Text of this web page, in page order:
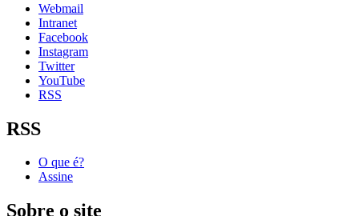
Webmail
Intranet
Facebook
Instagram
Twitter
YouTube
RSS
RSS
O que é?
Assine
Sobre o site